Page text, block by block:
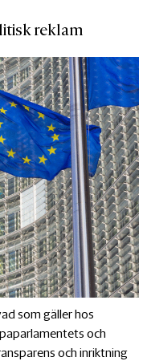
reklam
som gäller hos
och
och inriktning